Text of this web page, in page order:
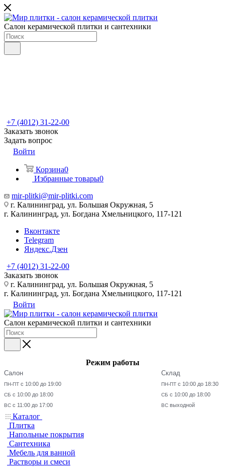
Салон керамической плитки и сантехники
+7 (4012) 31-22-00
Заказать звонок
Задать вопрос
Войти
Корзина0
Избранные товары0
mir-plitki@mir-plitki.com
г. Калининград, ул. Большая Окружная, 5
г. Калининград, ул. Богдана Хмельницкого, 117-121
Вконтакте
Telegram
Яндекс.Дзен
+7 (4012) 31-22-00
Заказать звонок
г. Калининград, ул. Большая Окружная, 5
г. Калининград, ул. Богдана Хмельницкого, 117-121
Войти
Салон керамической плитки и сантехники
Режим работы
Салон
ПН-ПТ с 10:00 до 19:00
СБ с 10:00 до 18:00
ВС с 11:00 до 17:00
Склад
ПН-ПТ с 10:00 до 18:30
СБ с 10:00 до 18:00
ВС выходной
Каталог
Плитка
Напольные покрытия
Сантехника
Мебель для ванной
Растворы и смеси